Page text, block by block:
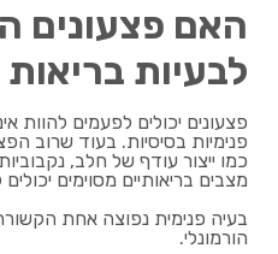
האם פצעונים
לבעיות בריאות
פצעונים יכולים לפעמים להוות
פנימיות בסיסיות. בעוד שרוב
כמו ייצור עודף של חלב,
מצבים בריאותיים מסוימים
בעיה פנימית נפוצה אחת
הורמונלי.